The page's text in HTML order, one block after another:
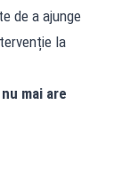
de a ajunge
la
mai are